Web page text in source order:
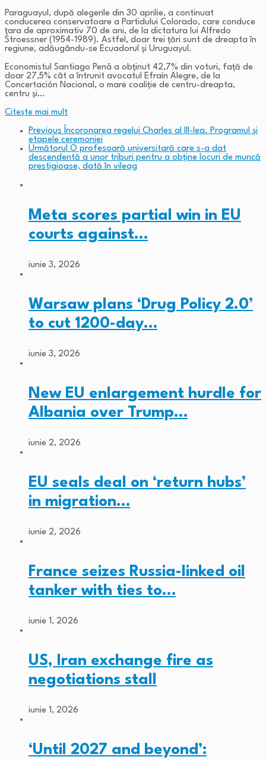
Paraguayul, după alegerile din 30 aprilie, a continuat
conducerea conservatoare a Partidului Colorado, care conduce
țara de aproximativ 70 de ani, de la dictatura lui Alfredo
Stroessner (1954-1989). Astfel, doar trei țări sunt de dreapta în
regiune, adăugându-se Ecuadorul și Uruguayul.
Economistul Santiago Penã a obținut 42,7% din voturi, față de
doar 27,5% cât a întrunit avocatul Efraín Alegre, de la
Concertación Nacional, o mare coaliție de centru-dreapta,
centru și…
Citeşte mai mult
Previous Încoronarea regelui Charles al III-lea. Programul și
etapele ceremoniei
Următorul O profesoară universitară care s-a dat
descendentă a unor triburi pentru a obține locuri de muncă
prestigioase, dată în vileag
Meta scores partial win in EU
courts against…
iunie 3, 2026
Warsaw plans ‘Drug Policy 2.0’
to cut 1200-day…
iunie 3, 2026
New EU enlargement hurdle for
Albania over Trump…
iunie 2, 2026
EU seals deal on ‘return hubs’
in migration…
iunie 2, 2026
France seizes Russia-linked oil
tanker with ties to…
iunie 1, 2026
US, Iran exchange fire as
negotiations stall
iunie 1, 2026
‘Until 2027 and beyond’: